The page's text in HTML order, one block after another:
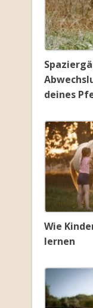
deines
Wie
lernen